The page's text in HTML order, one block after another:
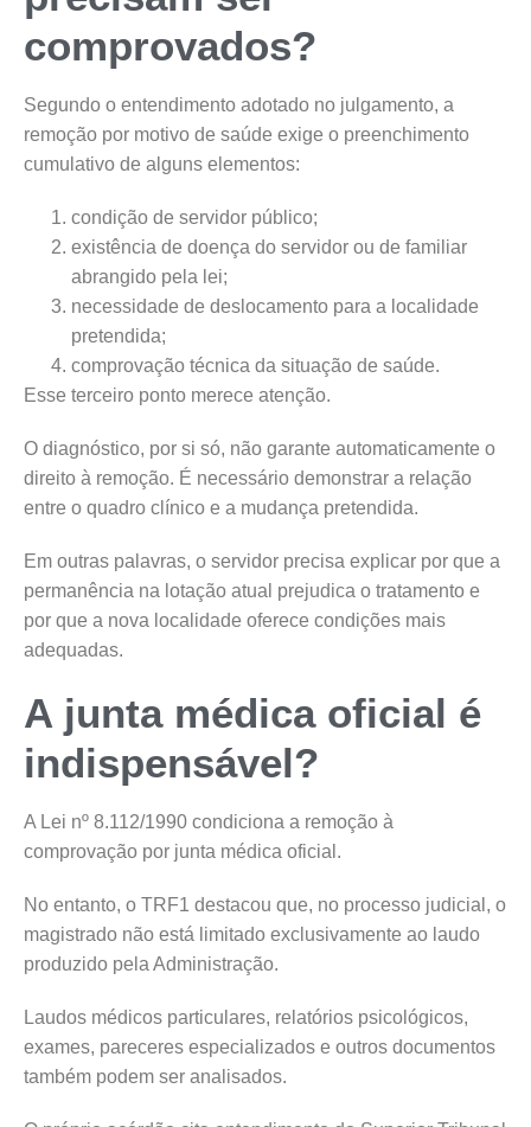
comprovados?
Segundo o entendimento adotado no julgamento, a
remoção por motivo de saúde exige o preenchimento
cumulativo de alguns elementos:
condição de servidor público;
existência de doença do servidor ou de familiar
abrangido pela lei;
necessidade de deslocamento para a localidade
pretendida;
comprovação técnica da situação de saúde.
Esse terceiro ponto merece atenção.
O diagnóstico, por si só, não garante automaticamente o
direito à remoção. É necessário demonstrar a relação
entre o quadro clínico e a mudança pretendida.
Em outras palavras, o servidor precisa explicar por que a
permanência na lotação atual prejudica o tratamento e
por que a nova localidade oferece condições mais
adequadas.
A junta médica oficial é
indispensável?
A Lei nº 8.112/1990 condiciona a remoção à
comprovação por junta médica oficial.
No entanto, o TRF1 destacou que, no processo judicial, o
magistrado não está limitado exclusivamente ao laudo
produzido pela Administração.
Laudos médicos particulares, relatórios psicológicos,
exames, pareceres especializados e outros documentos
também podem ser analisados.